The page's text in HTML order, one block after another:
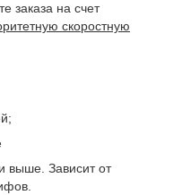
заказа на счет
скоростную
выше. Зависит от